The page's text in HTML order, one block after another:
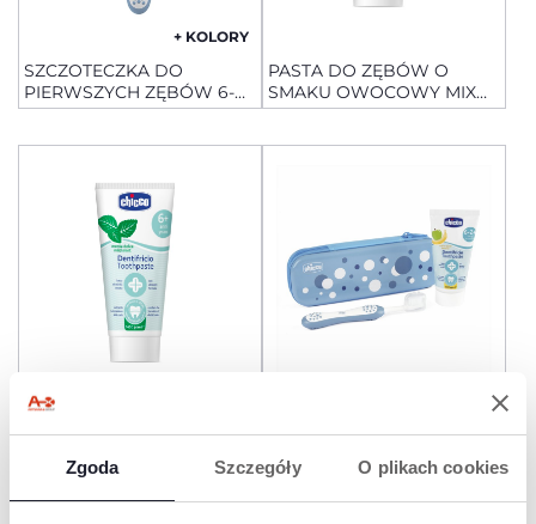
Zgoda Szczegóły O plikach cookies
+ KOLORY
SZCZOTECZKA DO
PIERWSZYCH ZĘBÓW 6-
36M
PASTA DO ZĘBÓW O
SMAKU OWOCOWY MIX
50 ML Z FLUOREM 1-5 L
FLUOREM 6L+
+ KOLORY
SZCZOTECZKA I PASTA DO